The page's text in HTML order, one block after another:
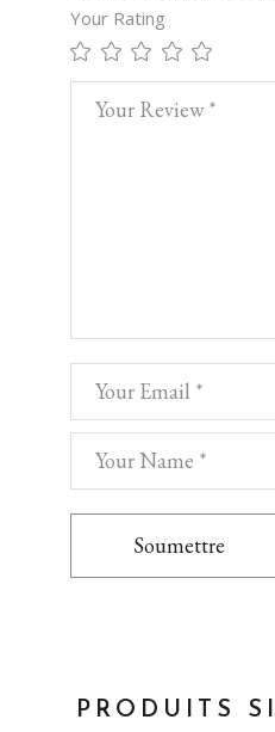
Your Rating
Soumettre
PRODUITS